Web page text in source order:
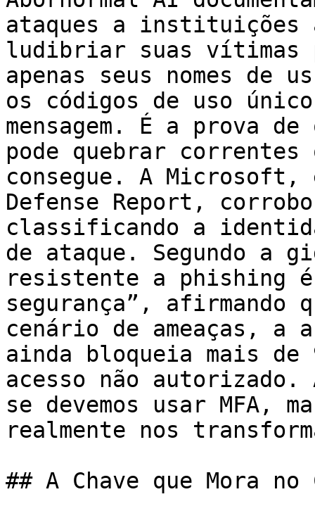
ataques a instituições
ludibriar suas vítimas
apenas seus nomes de
os códigos de uso
mensagem. É a prova
pode quebrar
consegue. A
Defense Report,
classificando a
de ataque. Segundo a
resistente a phishing
segurança”, afirmando
cenário de ameaças,
ainda bloqueia mais de
acesso não
se devemos usar MFA,
realmente nos
## A Chave que Mora